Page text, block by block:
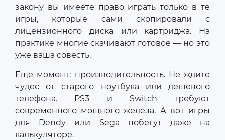
закону вы имеете право играть только в те
игры, которые сами скопировали с
лицензионного диска или картриджа. На
практике многие скачивают готовое — но это
уже ваша совесть.
Еще момент: производительность. Не ждите
чудес от старого ноутбука или дешевого
телефона. PS3 и Switch требуют
современного мощного железа. А вот игры
для Dendy или Sega побегут даже на
калькуляторе.